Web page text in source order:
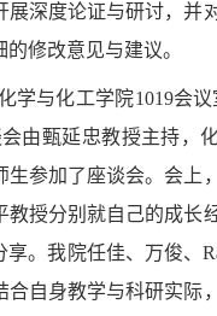
展深度论证与研讨，并
修改意见与建议。
学与化工学院1019会
由甄延忠教授主持，
生参加了座谈会。会上
教授分别就自己的成长
。我院任佳、万俊、
合自身教学与科研实际